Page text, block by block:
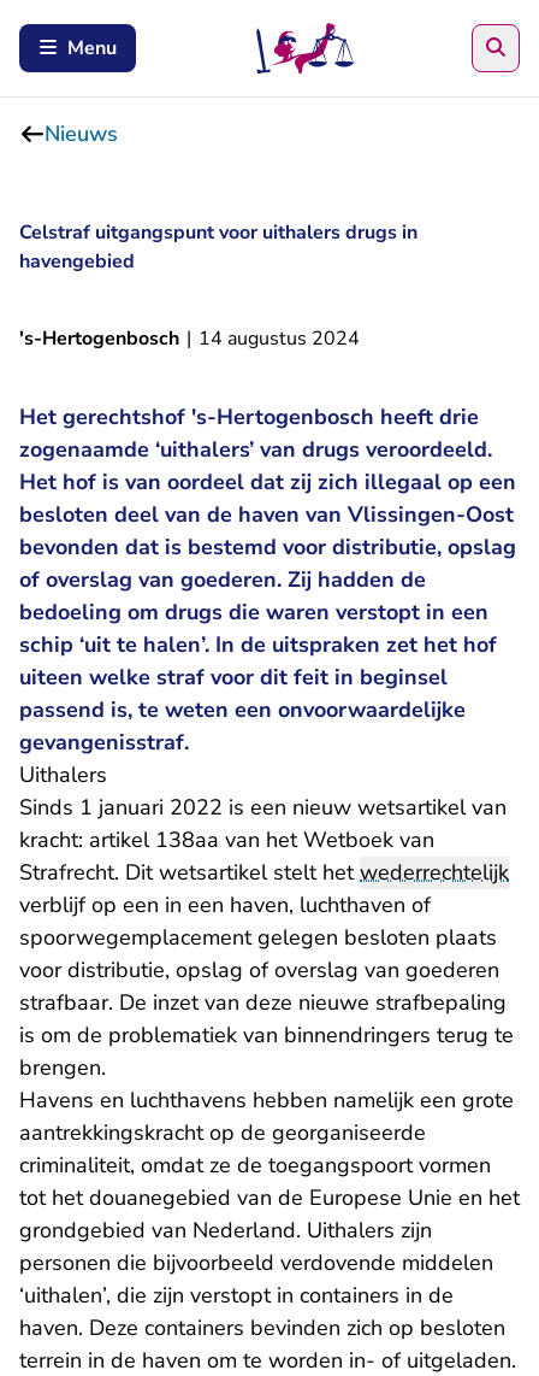
Menu
Nieuws
Celstraf uitgangspunt voor uithalers drugs in
havengebied
's-Hertogenbosch | 14 augustus 2024
Het gerechtshof 's-Hertogenbosch heeft drie
zogenaamde ‘uithalers’ van drugs veroordeeld.
Het hof is van oordeel dat zij zich illegaal op een
besloten deel van de haven van Vlissingen-Oost
bevonden dat is bestemd voor distributie, opslag
of overslag van goederen. Zij hadden de
bedoeling om drugs die waren verstopt in een
schip ‘uit te halen’. In de uitspraken zet het hof
uiteen welke straf voor dit feit in beginsel
passend is, te weten een onvoorwaardelijke
gevangenisstraf.
Uithalers
Sinds 1 januari 2022 is een nieuw wetsartikel van
kracht: artikel 138aa van het Wetboek van
Strafrecht. Dit wetsartikel stelt hetwederrechtelijk
verblijf op een in een haven, luchthaven of
spoorwegemplacement gelegen besloten plaats
voor distributie, opslag of overslag van goederen
strafbaar. De inzet van deze nieuwe strafbepaling
is om de problematiek van binnendringers terug te
brengen.
Havens en luchthavens hebben namelijk een grote
aantrekkingskracht op de georganiseerde
criminaliteit, omdat ze de toegangspoort vormen
tot het douanegebied van de Europese Unie en het
grondgebied van Nederland. Uithalers zijn
personen die bijvoorbeeld verdovende middelen
‘uithalen’, die zijn verstopt in containers in de
haven. Deze containers bevinden zich op besloten
terrein in de haven om te worden in- of uitgeladen.